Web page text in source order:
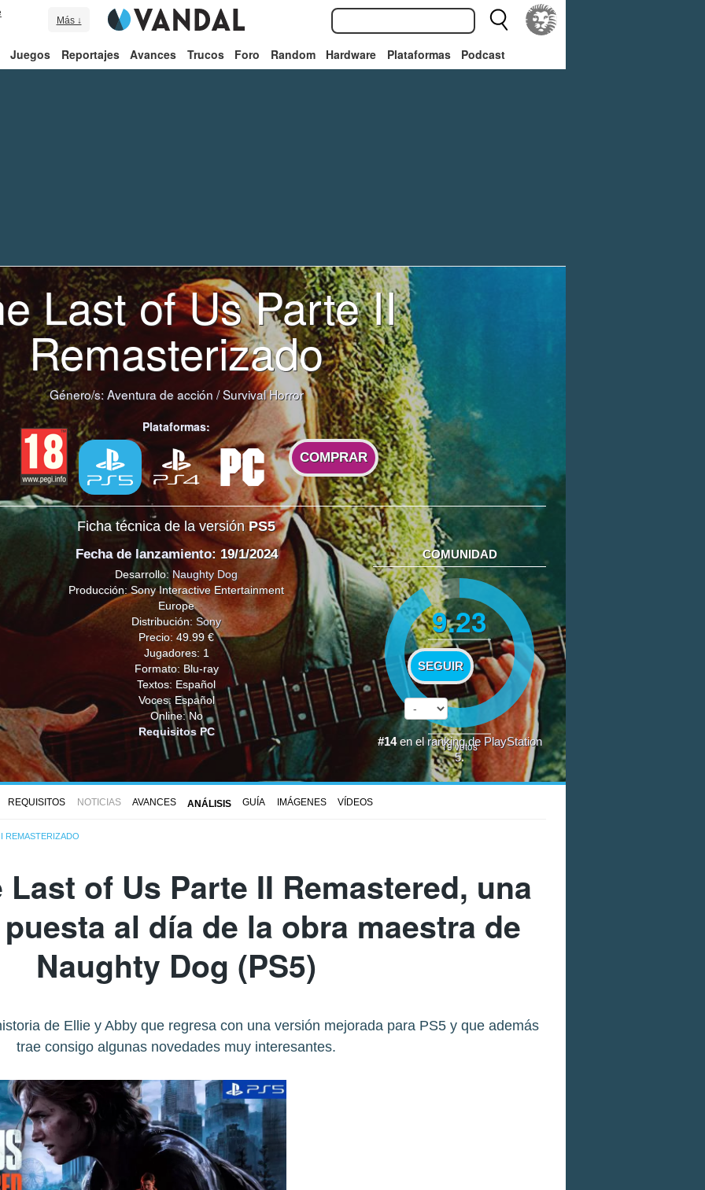
Más ↓
Juegos Reportajes Avances Trucos Foro Random Hardware Plataformas Podcast
Last of Us Parte II
Remasterizado
Género/s:Aventura de acción /Survival Horror
Plataformas:
COMPRAR
Ficha técnica de la versiónPS5
Fecha de lanzamiento: 19/1/2024
Desarrollo: Naughty Dog
Producción: Sony Interactive Entertainment
Europe
Distribución: Sony
Precio: 49.99 €
Jugadores: 1
Formato: Blu-ray
Textos: Español
Voces: Español
Online: No
Requisitos PC
COMUNIDAD
9.23
SEGUIR
19votos
#14en elranking de PlayStation
5.
REQUISITOS NOTICIAS AVANCES ANÁLISIS GUÍA IMÁGENES VÍDEOS
REMASTERIZADO
of Us Parte II Remastered, una
al día de la obra maestra de
Naughty Dog (PS5)
de Ellie y Abby que regresa con una versión mejorada para PS5 y que además
trae consigo algunas novedades muy interesantes.